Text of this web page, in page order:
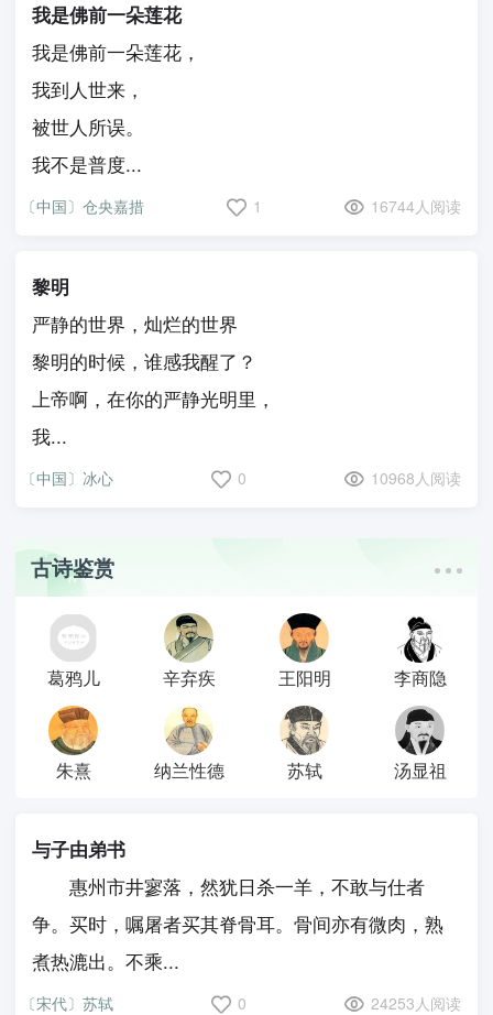
我是佛前一朵莲花
我是佛前一朵莲花，
我到人世来，
被世人所误。
我不是普度...
〔中国〕仓央嘉措 1 16744人阅读
黎明
严静的世界，灿烂的世界
黎明的时候，谁感我醒了？
上帝啊，在你的严静光明里，
我...
〔中国〕冰心 0 10968人阅读
古诗鉴赏
葛鸦儿 辛弃疾 王阳明 李商隐
朱熹 纳兰性德 苏轼 汤显祖
与子由弟书
惠州市井寥落，然犹日杀一羊，不敢与仕者
争。买时，嘱屠者买其脊骨耳。骨间亦有微肉，熟
煮热漉出。不乘...
〔宋代〕苏轼 0 24253人阅读